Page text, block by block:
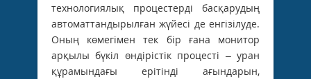
технологиялық процестерді басқарудың
автоматтандырылған жүйесі де енгізілуде.
Оның көмегімен тек бір ғана монитор
арқылы бүкіл өндірістік процесті – уран
құрамындағы ерітінді ағындарын,